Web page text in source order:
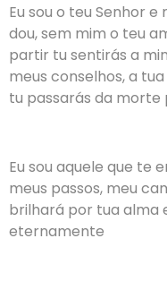
Eu sou o teu Senhor
dou, sem mim o teu
partir tu sentirás a
meus conselhos, a
tu passarás da morte
Eu sou aquele que te
meus passos, meu
brilhará por tua alma
eternamente